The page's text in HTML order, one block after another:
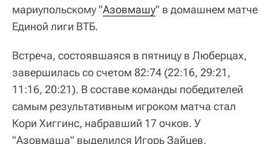
мариупольскому "Азовмашу" в домашнем матче
Единой лиги ВТБ.
Встреча, состоявшаяся в пятницу в Люберцах,
завершилась со счетом 82:74 (22:16, 29:21,
11:16, 20:21). В составе команды победителей
самым результативным игроком матча стал
Кори Хиггинс, набравший 17 очков. У
"Азовмаша" выделился Игорь Зайцев,